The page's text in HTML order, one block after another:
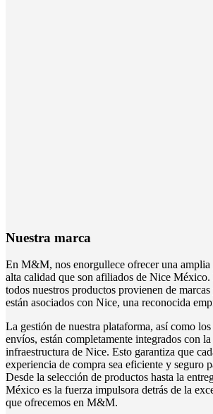
Nuestra marca
En M&M, nos enorgullece ofrecer una amplia
alta calidad que son afiliados de Nice
todos nuestros productos provienen de
están asociados con Nice, una reconocida
La gestión de nuestra plataforma, así como
envíos, están completamente integrados con
infraestructura de Nice. Esto garantiza que
experiencia de compra sea eficiente y seguro
Desde la selección de productos hasta la
México es la fuerza impulsora detrás de la
que ofrecemos en M&M.